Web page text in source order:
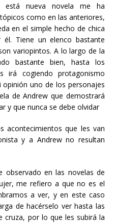
está nueva novela me ha
como en las anteriores,
en el simple hecho de chica
Tiene un elenco bastante
variopintos. A lo largo de la
bastante bien, hasta los
irá cogiendo protagonismo
opinión uno de los personajes
de Andrew que demostrará
y que nunca se debe olvidar
acontecimientos que les van
y a Andrew no resultan
observado en las novelas de
me refiero a que no es el
a ver, y en este caso
de hacérselo ver hasta las
cruza, por lo que les subirá la